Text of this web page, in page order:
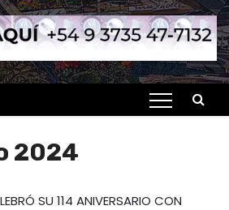
2024
SU 114 ANIVERSARIO CON